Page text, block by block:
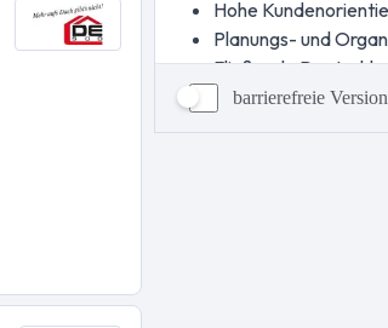
barrierefreie Version